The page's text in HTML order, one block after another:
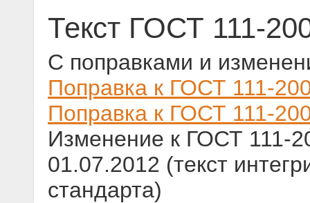
Текст ГОСТ 111-
С поправками и
Поправка к ГОСТ 111-
Поправка к ГОСТ 111-
Изменение к ГОСТ 111-
01.07.2012 (текст
стандарта)